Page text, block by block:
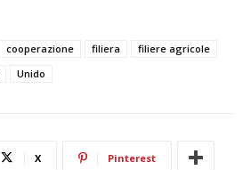
cooperazione filiera
filiere agricole
Unido
X Pinterest